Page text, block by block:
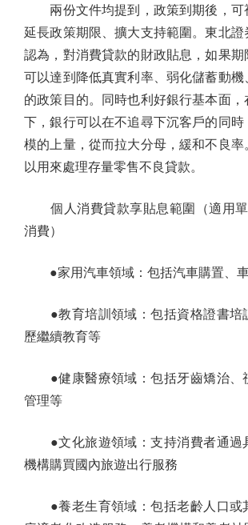
兩份文件均提到，政策到期後，可
延長政策期限、擴大支持範圍。東北
認為，對消費貸款的財政貼息，如果期
可以達到降低真實利率、弱化儲蓄動
的政策目的。同時也利好銀行基本面
下，銀行可以在不追尋下沉客戶的同時
模的上量，從而拉大分母，緩和不良
以用來處理存量零售不良貸款。
個人消費貸款享貼息範圍（適用單
消費）
●家用汽車領域：包括汽車購置、車
●教育培訓領域：包括資格證書培
歷繼續教育等
●健康醫療領域：包括牙齒矯治、
管理等
●文化旅遊領域：支持消費者通過
機構購買國內旅遊出行服務
●養老生育領域：包括老齡人口或